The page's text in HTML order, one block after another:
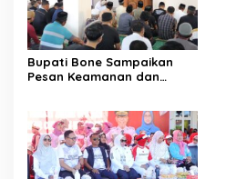
Bupati Bone Sampaikan
Pesan Keamanan dan